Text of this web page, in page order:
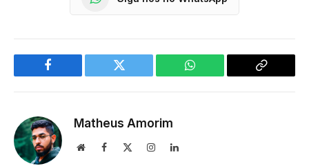
Facebook Twitter WhatsApp
Copy
Matheus Amorim
WebsiteFacebook InstagramLinkedIn